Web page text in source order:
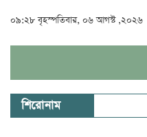
০৯:২৮ বৃহস্পতিবার, ০৬ আগস্ট ,২০২৬
শিরোনাম